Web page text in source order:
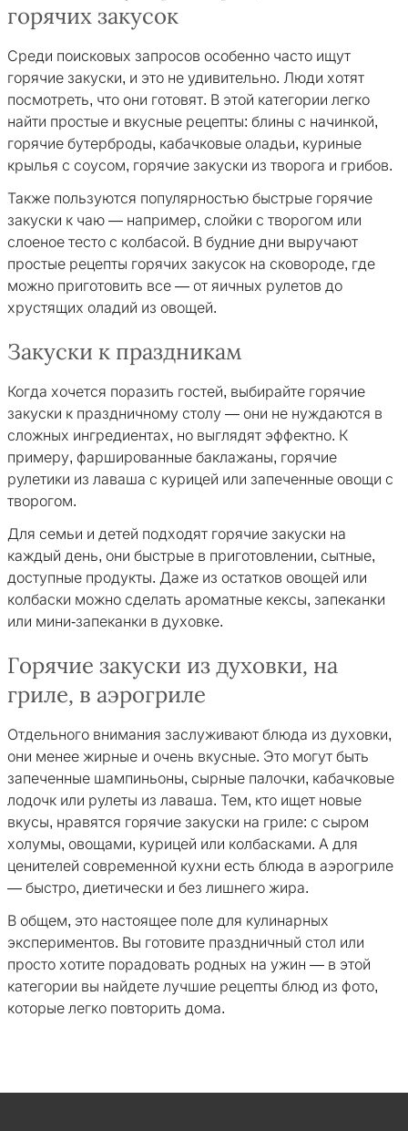
горячих закусок
Среди поисковых запросов особенно часто ищут
горячие закуски, и это не удивительно. Люди хотят
посмотреть, что они готовят. В этой категории легко
найти простые и вкусные рецепты: блины с начинкой,
горячие бутерброды, кабачковые оладьи, куриные
крылья с соусом, горячие закуски из творога и грибов.
Также пользуются популярностью быстрые горячие
закуски к чаю — например, слойки с творогом или
слоеное тесто с колбасой. В будние дни выручают
простые рецепты горячих закусок на сковороде, где
можно приготовить все — от яичных рулетов до
хрустящих оладий из овощей.
Закуски к праздникам
Когда хочется поразить гостей, выбирайте горячие
закуски к праздничному столу — они не нуждаются в
сложных ингредиентах, но выглядят эффектно. К
примеру, фаршированные баклажаны, горячие
рулетики из лаваша с курицей или запеченные овощи с
творогом.
Для семьи и детей подходят горячие закуски на
каждый день, они быстрые в приготовлении, сытные,
доступные продукты. Даже из остатков овощей или
колбаски можно сделать ароматные кексы, запеканки
или мини-запеканки в духовке.
Горячие закуски из духовки, на
гриле, в аэрогриле
Отдельного внимания заслуживают блюда из духовки,
они менее жирные и очень вкусные. Это могут быть
запеченные шампиньоны, сырные палочки, кабачковые
лодочк или рулеты из лаваша. Тем, кто ищет новые
вкусы, нравятся горячие закуски на гриле: с сыром
холумы, овощами, курицей или колбасками. А для
ценителей современной кухни есть блюда в аэрогриле
— быстро, диетически и без лишнего жира.
В общем, это настоящее поле для кулинарных
экспериментов. Вы готовите праздничный стол или
просто хотите порадовать родных на ужин — в этой
категории вы найдете лучшие рецепты блюд из фото,
которые легко повторить дома.